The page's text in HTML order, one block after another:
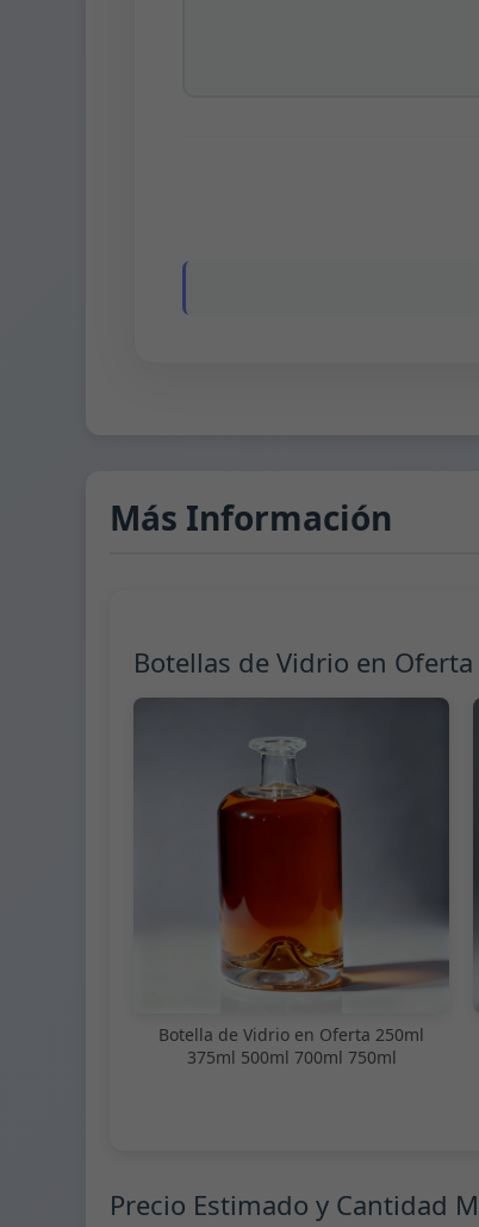
Más Información
Botellas de Vidrio en Oferta
Botella de Vidrio en Oferta 250ml
375ml 500ml 700ml 750ml
Precio Estimado y Cantidad